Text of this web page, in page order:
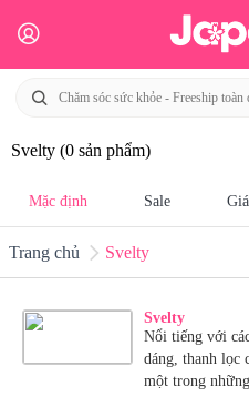
Svelty (0 sản phẩm)
Mặc định Sale
Trang chủ Svelty
Svelty
Nổi tiếng với
dáng, thanh lọc
một trong